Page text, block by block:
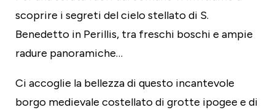
scoprire i segreti del cielo stellato di S.
Benedetto in Perillis, tra freschi boschi e ampie
radure panoramiche…
Ci accoglie la bellezza di questo incantevole
borgo medievale costellato di grotte ipogee e di